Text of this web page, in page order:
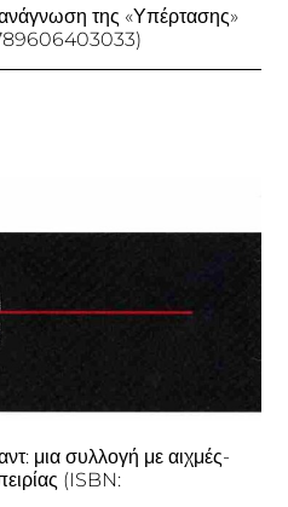
της «Υπέρτασης»
μια συλλογή με αιχμές-
(ISBN: